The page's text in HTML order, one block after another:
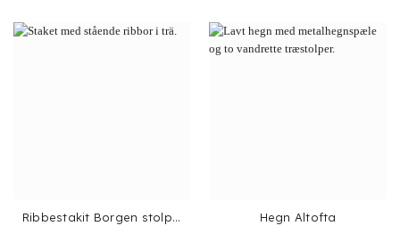
Ribbestakit Borgen stolper Hegn Altofta